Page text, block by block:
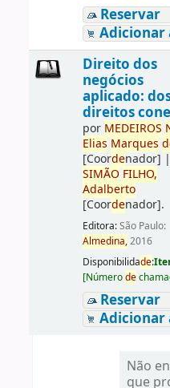
Reservar
Adicionar
Direito dos
negócios
aplicado:
direitos
por MEDEIROS
Elias Marques
[Coordenador] |
SIMÃO FILHO,
Adalberto
[Coordenador].
Editora:São Paulo:
Almedina,2016
Disponibilidade:
[Númerode
Reservar
Adicionar
Não
que